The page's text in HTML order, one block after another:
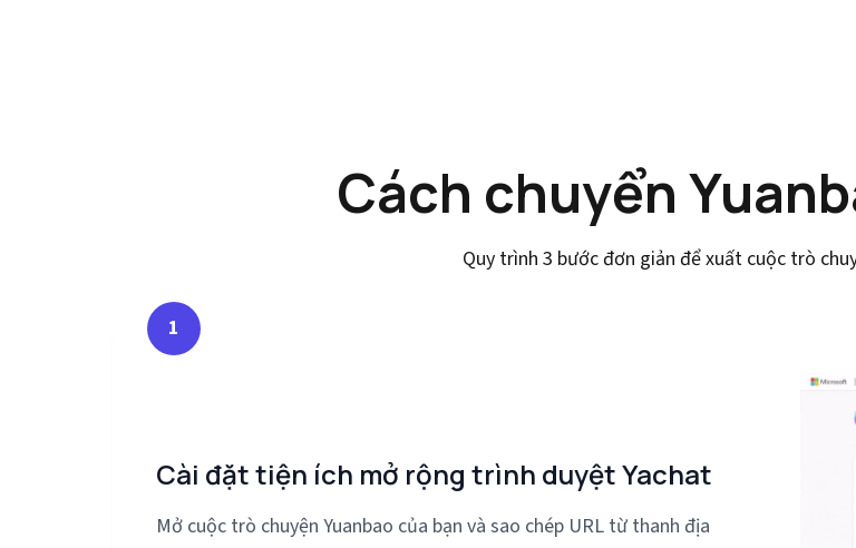
Cách chuyển
Quy trình 3 bước đơn giản để xuất cuộc trò
1
Cài đặt tiện ích mở rộng trình duyệt Yachat
Mở cuộc trò chuyện Yuanbao của bạn và sao chép URL từ thanh địa